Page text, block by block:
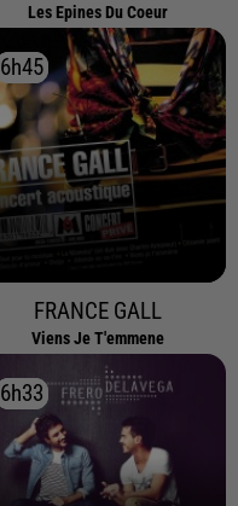
Les Epines Du Coeur
6h45
6h45
FRANCE GALL
Viens Je T'emmene
6h33
6h33